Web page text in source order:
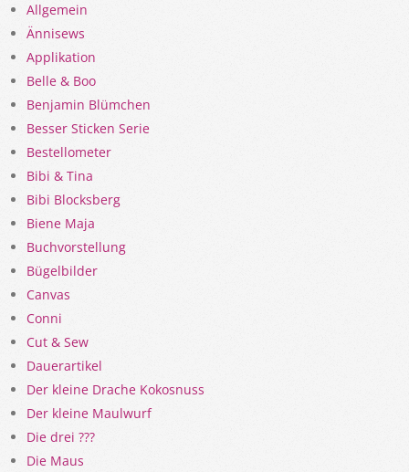
Allgemein
Ännisews
Applikation
Belle & Boo
Benjamin Blümchen
Besser Sticken Serie
Bestellometer
Bibi & Tina
Bibi Blocksberg
Biene Maja
Buchvorstellung
Bügelbilder
Canvas
Conni
Cut & Sew
Dauerartikel
Der kleine Drache Kokosnuss
Der kleine Maulwurf
Die drei ???
Die Maus